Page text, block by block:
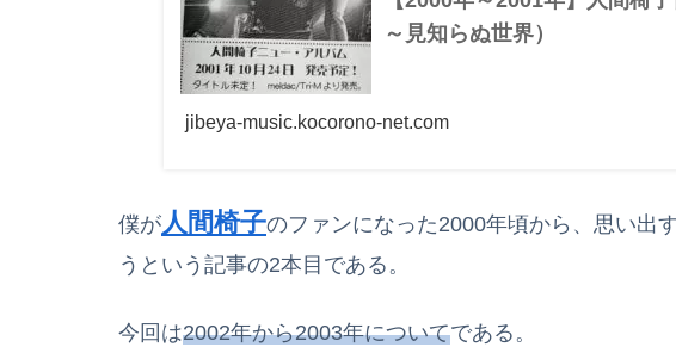
～見知らぬ世界）
jibeya-music.kocorono-net.com
僕が 人間椅子のファンになった2000年頃から、思い出
うという記事の2本目である。
今回は2002年から2003年についてである。